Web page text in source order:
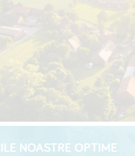
NOASTRE OPTIME